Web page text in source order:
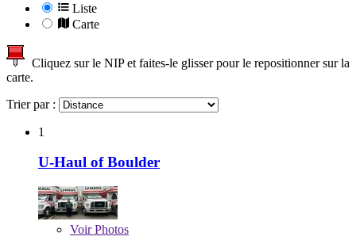
Liste
Carte
Cliquez sur le NIP et faites-le glisser pour le repositionner sur la
carte.
Trier par :
1
U-Haul of Boulder
VoirPhotos